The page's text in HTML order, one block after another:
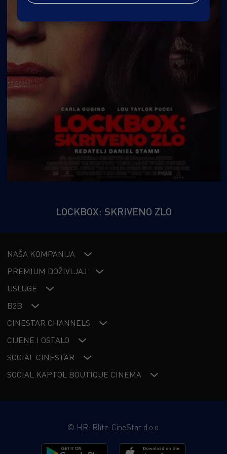
LOCKBOX: SKRIVENO ZLO
NAŠA KOMPANIJA
PREMIUM DOŽIVLJAJ
USLUGE
B2B
CINESTAR CHANNELS
CIJENE I OSTALO
SOCIAL CINESTAR
SOCIAL KAPTOL BOUTIQUE CINEMA
© HR: Blitz-CineStar d.o.o.